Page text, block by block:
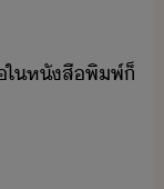
ใ​หัสืพิพ์​็​